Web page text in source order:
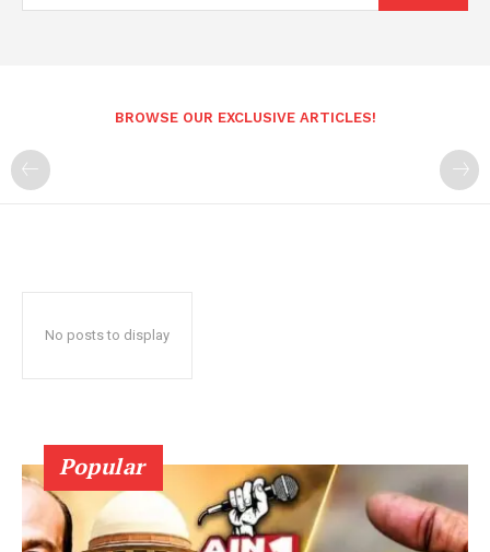
BROWSE OUR EXCLUSIVE ARTICLES!
No posts to display
Popular